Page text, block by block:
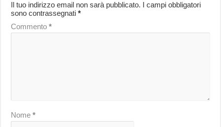
Il tuo indirizzo email non sarà pubblicato. I campi obbligatori
sono contrassegnati*
Commento*
Nome*